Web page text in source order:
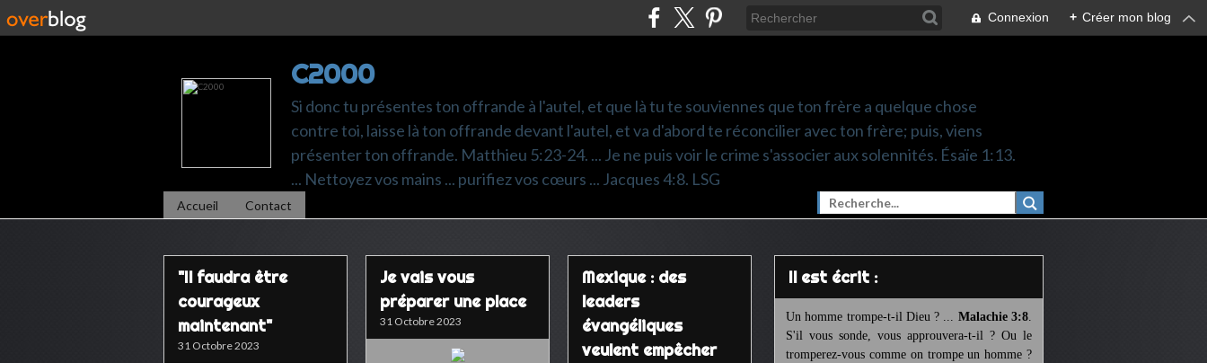
Connexion + Créer mon blog
C2000
Si donc tu présentes ton offrande à l'autel, et que là tu te souviennes que ton frère a quelque chose
contre toi, laisse là ton offrande devant l'autel, et va d'abord te réconcilier avec ton frère; puis, viens
présenter ton offrande. Matthieu 5:23-24. ... Je ne puis voir le crime s'associer aux solennités. Ésaïe 1:13.
... Nettoyez vos mains ... purifiez vos cœurs ... Jacques 4:8. LSG
Accueil Contact
"Il faudra être
courageux
maintenant"
31 Octobre 2023
Je vais vous
préparer une place
31 Octobre 2023
Mexique : des
leaders
évangéliques
veulent empêcher
Il est écrit :
Un homme trompe-t-il Dieu ? ... Malachie 3:8.
S'il vous sonde, vous approuvera-t-il ? Ou le
tromperez-vous comme on trompe un homme ?